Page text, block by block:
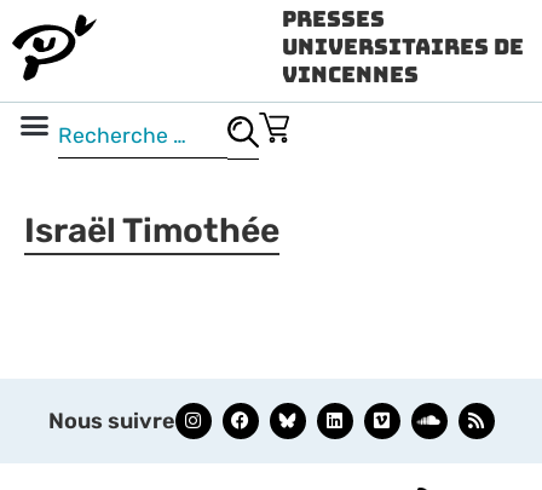
Presses
Universitaires de
Vincennes
Israël Timothée
Nous suivre